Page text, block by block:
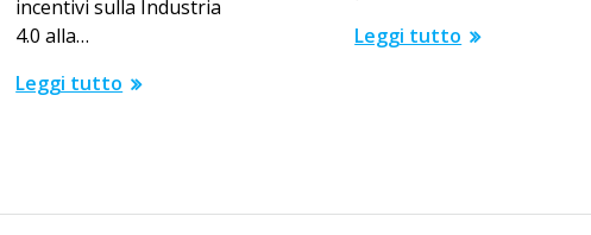
Leggi tutto
incentivi sulla Industria
4.0 alla…
Leggi tutto